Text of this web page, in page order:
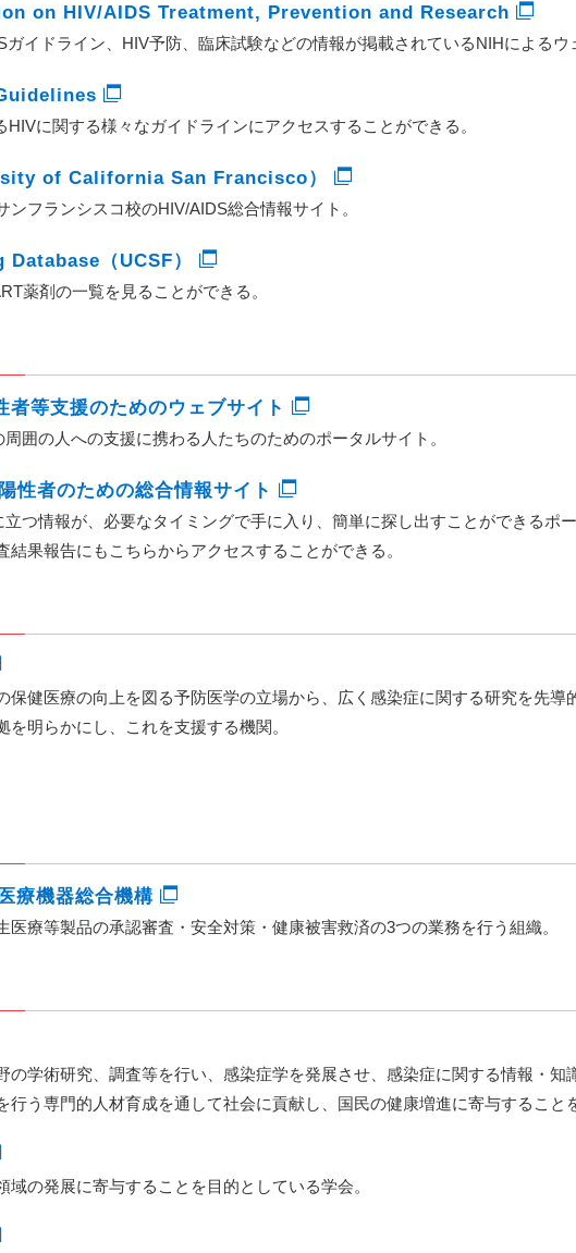
on HIV/AIDS Treatment, Prevention and Research
イドライン、HIV予防、臨床試験などの情報が掲載されているNIHによるウ
に関する様々なガイドラインにアクセスすることができる。
of California San Francisco）
ンフランシスコ校のHIV/AIDS総合情報サイト。
（UCSF）
薬剤の一覧を見ることができる。
者等支援のためのウェブサイト
囲の人への支援に携わる人たちのためのポータルサイト。
性者のための総合情報サイト
つ情報が、必要なタイミングで手に入り、簡単に探し出すことができるポ
結果報告にもこちらからアクセスすることができる。
保健医療の向上を図る予防医学の立場から、広く感染症に関する研究を先導
を明らかにし、これを支援する機関。
療機器総合機構
医療等製品の承認審査・安全対策・健康被害救済の3つの業務を行う組織。
の学術研究、調査等を行い、感染症学を発展させ、感染症に関する情報・知
行う専門的人材育成を通して社会に貢献し、国民の健康増進に寄与すること
域の発展に寄与することを目的としている学会。